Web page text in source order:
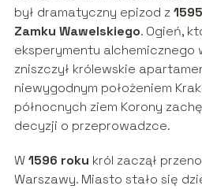
był dramatyczny epizod z
Zamku Wawelskiego. Ogień,
eksperymentu alchemicznego
zniszczył królewskie
niewygodnym położeniem
północnych ziem Korony
decyzji o przeprowadzce.
W1596 roku król zaczął
Warszawy. Miasto stało się